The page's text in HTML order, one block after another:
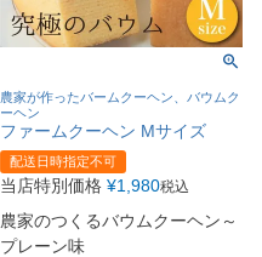
農家が作ったバームクーヘン、バウムク
ーヘン
ファームクーヘン Mサイズ
配送日時指定不可
当店特別価格 ¥1,980税込
農家のつくるバウムクーヘン～
プレーン味